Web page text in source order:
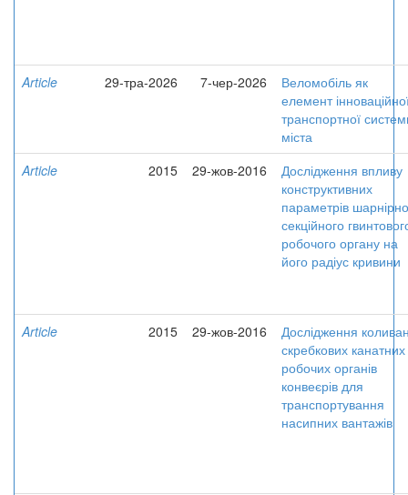
Article 29-тра-2026 7-чер-2026
Веломобіль як
елемент
транспортної
міста
Article
2015 29-жов-2016
Дослідження впливу
конструктивних
параметрів
секційного
робочого органу на
його радіус кривини
Article 2015 29-жов-2016
Дослідження
скребкових канатних
робочих органів
конвеєрів для
транспортування
насипних вантажів